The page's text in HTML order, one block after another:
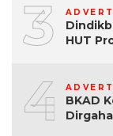
3
HUT
4
BKAD